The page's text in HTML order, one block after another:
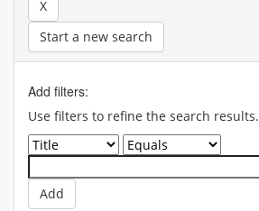
Start a new search
Add filters:
Use filters to refine the search results.